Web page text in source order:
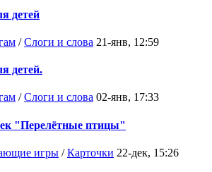
детей
/Слоги и слова 21-янв, 12:59
детей.
/Слоги и слова 02-янв, 17:33
"Перелётные птицы"
игры /Карточки 22-дек, 15:26